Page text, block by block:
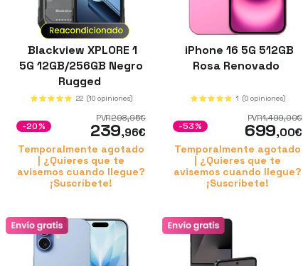
Blackview XPLORE 1
5G 12GB/256GB Negro
Rugged
22 (10 opiniones)
PVR298,95€
239,96€
-20%
Temporalmente agotado
| ¿Quieres que te
avisemos cuando llegue?
¡Suscríbete!
iPhone 16 5G 512GB
Rosa Renovado
1 (0 opiniones)
PVR1.499,00€
699,00€
-53%
Temporalmente agotado
| ¿Quieres que te
avisemos cuando llegue?
¡Suscríbete!